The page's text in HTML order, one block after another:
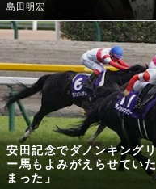
島田明宏
安田記念でダノンキング
ー馬もよみがえらせてい
まった」